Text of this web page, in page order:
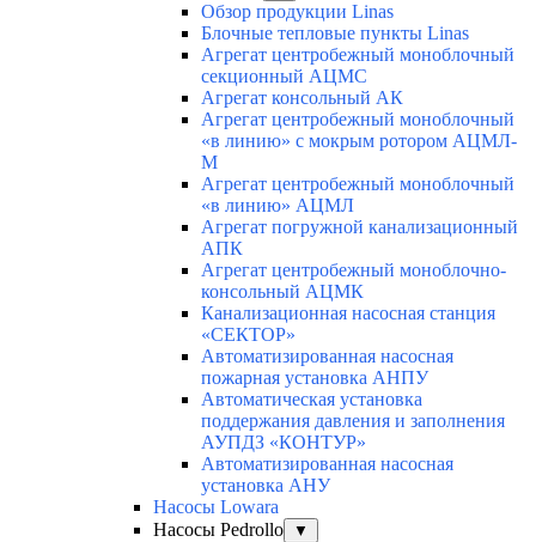
Обзор продукции Linas
Блочные тепловые пункты Linas
Агрегат центробежный моноблочный
секционный АЦМС
Агрегат консольный АК
Агрегат центробежный моноблочный
«в линию» с мокрым ротором АЦМЛ-
М
Агрегат центробежный моноблочный
«в линию» АЦМЛ
Агрегат погружной канализационный
АПК
Агрегат центробежный моноблочно-
консольный АЦМК
Канализационная насосная станция
«СЕКТОР»
Автоматизированная насосная
пожарная установка АНПУ
Автоматическая установка
поддержания давления и заполнения
АУПДЗ «КОНТУР»
Автоматизированная насосная
установка АНУ
Насосы Lowara
Насосы Pedrollo
▼